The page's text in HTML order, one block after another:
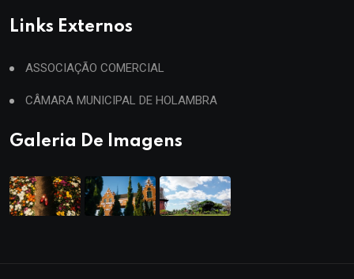
Links Externos
ASSOCIAÇÃO COMERCIAL
CÂMARA MUNICIPAL DE HOLAMBRA
Galeria De Imagens